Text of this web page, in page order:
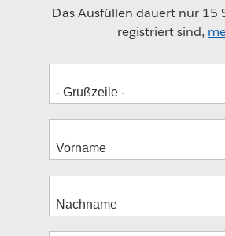
Das Ausfüllen dauert nur 15
registriert sind,